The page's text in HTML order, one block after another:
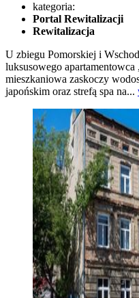
kategoria:
Portal Rewitalizacji
Rewitalizacja
U zbiegu Pomorskiej i
luksusowego
mieszkaniowa zaskoczy
japońskim oraz strefą spa na...